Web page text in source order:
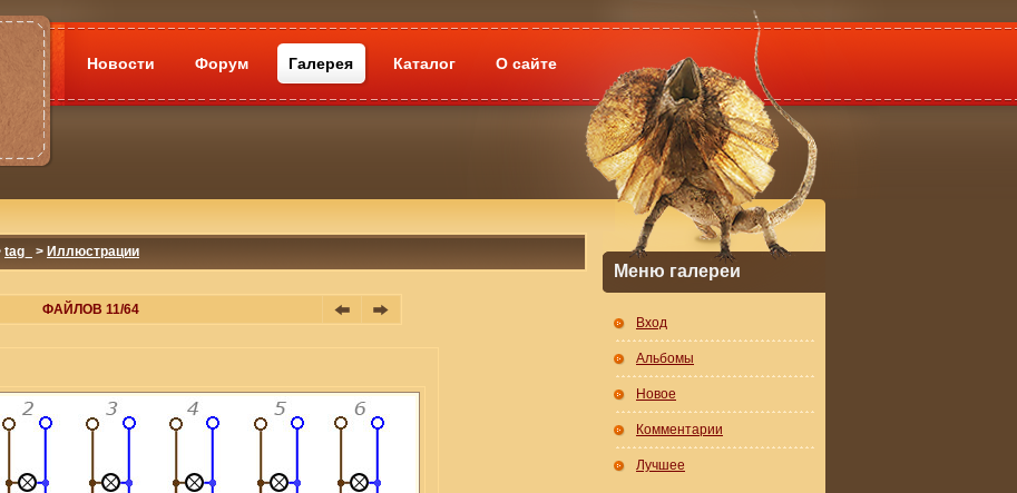
Новости Форум Галерея Каталог О сайте
tag_ > Иллюстрации
ФАЙЛОВ 11/64
Меню галереи
Вход
Альбомы
Новое
Комментарии
Лучшее